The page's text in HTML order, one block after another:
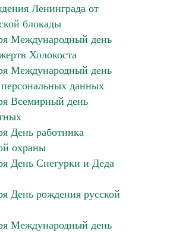
Ленинграда от
блокады
Международный день
Холокоста
Международный день
данных
Всемирный день
День работника
охраны
День Снегурки и Деда
День рождения русской
Международный день